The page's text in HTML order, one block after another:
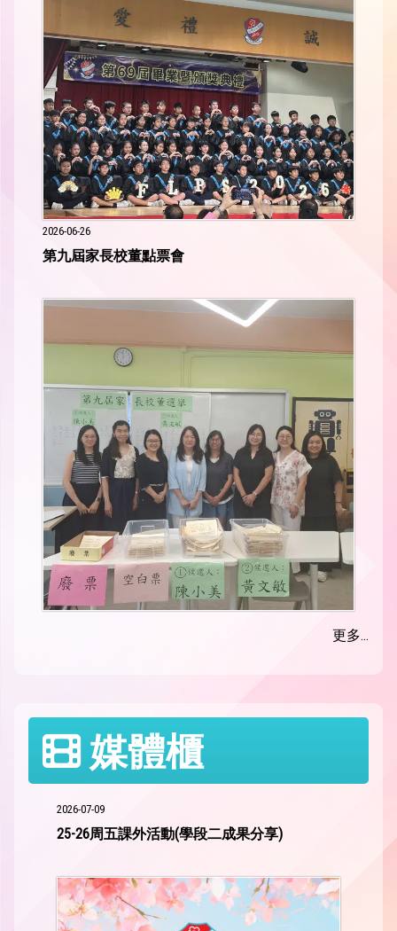
2026-06-26
第九屆家長校董點票會
更多...
媒體櫃
2026-07-09
25-26周五課外活動(學段二成果分享)